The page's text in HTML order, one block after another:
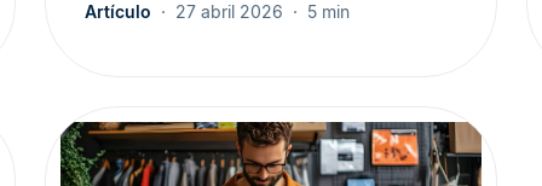
Artículo 27 abril 2026 5 min